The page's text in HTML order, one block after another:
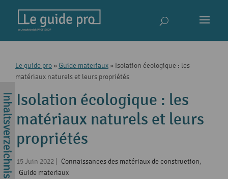
Le guide pro » Guide materiaux » Isolation écologique : les
matériaux naturels et leurs propriétés
Isolation écologique : les
matériaux naturels et leurs
propriétés
15 Juin 2022 Connaissances des matériaux de construction,
Guide materiaux